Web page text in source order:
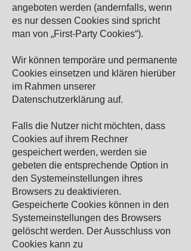
angeboten werden (andernfalls, wenn
es nur dessen Cookies sind spricht
man von „First-Party Cookies“).
Wir können temporäre und permanente
Cookies einsetzen und klären hierüber
im Rahmen unserer
Datenschutzerklärung auf.
Falls die Nutzer nicht möchten, dass
Cookies auf ihrem Rechner
gespeichert werden, werden sie
gebeten die entsprechende Option in
den Systemeinstellungen ihres
Browsers zu deaktivieren.
Gespeicherte Cookies können in den
Systemeinstellungen des Browsers
gelöscht werden. Der Ausschluss von
Cookies kann zu